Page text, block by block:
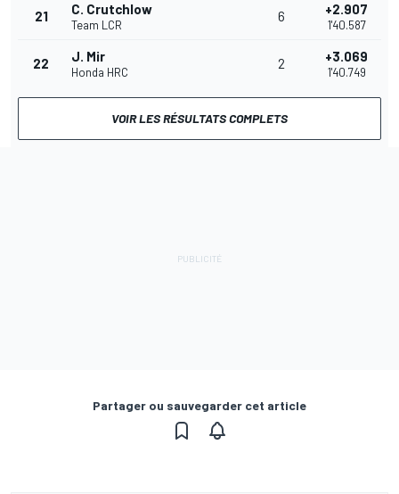
21 C. Crutchlow
Team LCR
6 +2.907
1'40.587
22 J. Mir
Honda HRC
2 +3.069
1'40.749
VOIR LES RÉSULTATS COMPLETS
Partager ou sauvegarder cet article